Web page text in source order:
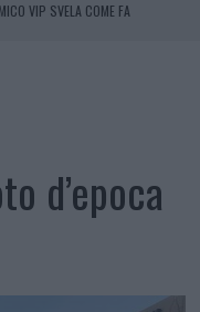
VIP SVELA COME FA
E L’UFFICIO
d’epoca